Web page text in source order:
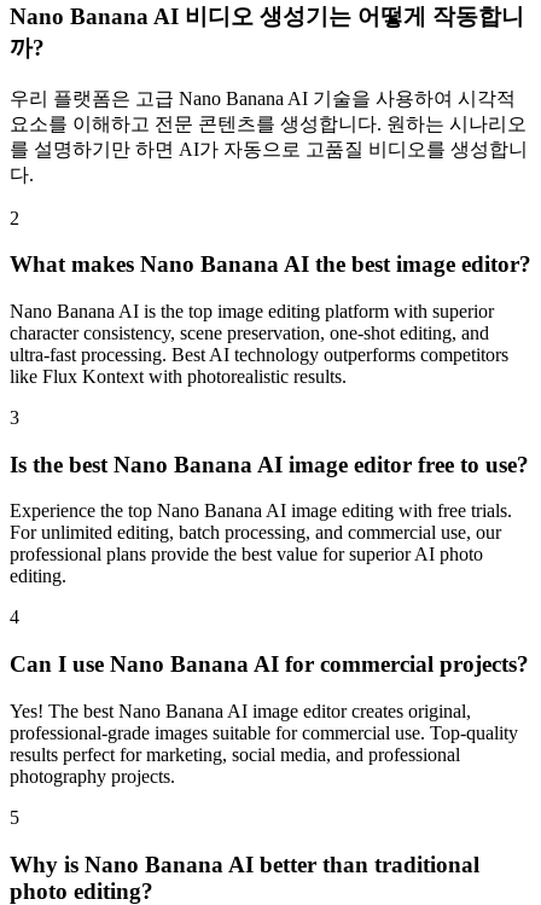
Nano Banana AI 비디오 생성기는 어떻게 작동합니
까?
우리 플랫폼은 고급 Nano Banana AI 기술을 사용하여 시각적
요소를 이해하고 전문 콘텐츠를 생성합니다. 원하는 시나리오
를 설명하기만 하면 AI가 자동으로 고품질 비디오를 생성합니
다.
2
What makes Nano Banana AI the best image editor?
Nano Banana AI is the top image editing platform with superior
character consistency, scene preservation, one-shot editing, and
ultra-fast processing. Best AI technology outperforms competitors
like Flux Kontext with photorealistic results.
3
Is the best Nano Banana AI image editor free to use?
Experience the top Nano Banana AI image editing with free trials.
For unlimited editing, batch processing, and commercial use, our
professional plans provide the best value for superior AI photo
editing.
4
Can I use Nano Banana AI for commercial projects?
Yes! The best Nano Banana AI image editor creates original,
professional-grade images suitable for commercial use. Top-quality
results perfect for marketing, social media, and professional
photography projects.
5
Why is Nano Banana AI better than traditional
photo editing?